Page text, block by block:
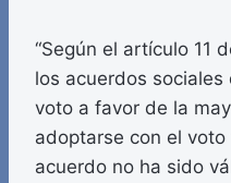
“Según el artículo 11
los acuerdos
voto a favor de la
adoptarse con el
acuerdo no ha sido